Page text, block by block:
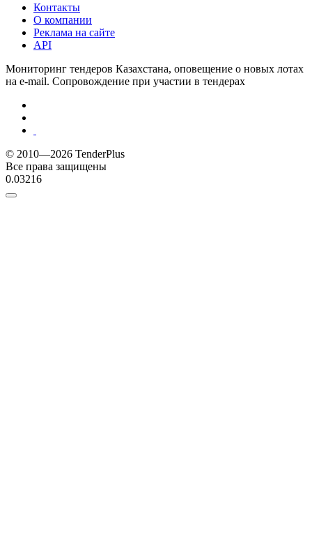
Контакты
О компании
Реклама на сайте
API
Мониторинг тендеров Казахстана, оповещение о новых лотах
на e-mail. Сопровождение при участии в тендерах
© 2010—2026 TenderPlus
Все права защищены
0.03216